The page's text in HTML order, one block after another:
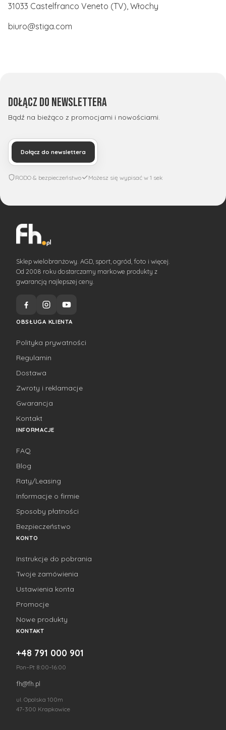
31033 Castelfranco Veneto (TV), Włochy
biuro@stiga.com
Dołącz do newslettera
Bądź na bieżąco z promocjami i nowościami.
Dołącz do newslettera
RODO & bezpieczeństwo Możesz się wypisać w 1 sek
Sklep wielobranżowy. AGD, sport, ogród, foto i więcej.
Od 2008 roku dostarczamy markowe produkty z
gwarancją najlepszej ceny.
OBSŁUGA KLIENTA
Polityka prywatności
Regulamin
Dostawa
Zwroty i reklamacje
Gwarancja
Kontakt
INFORMACJE
FAQ
Blog
Raty/Leasing
Informacje o firmie
Sposoby płatności
Bezpieczeństwo
KONTO
Instrukcje do pobrania
Twoje zamówienia
Ustawienia konta
Promocje
Nowe produkty
KONTAKT
+48 791 000 901
Pon–Pt 8:00–16:00
fh@fh.pl
ul. Opolska 100m
47-300 Krapkowice